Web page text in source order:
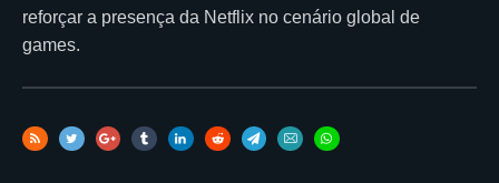
reforçar a presença da Netflix no cenário global de
games.